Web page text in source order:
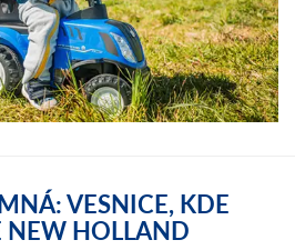
VESNICE, KDE
NEW HOLLAND